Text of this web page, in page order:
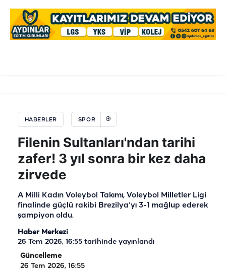
HABERLER SPOR
Filenin Sultanları'ndan tarihi
zafer! 3 yıl sonra bir kez daha
zirvede
A Milli Kadın Voleybol Takımı, Voleybol Milletler Ligi
finalinde güçlü rakibi Brezilya'yı 3-1 mağlup ederek
şampiyon oldu.
Haber Merkezi
26 Tem 2026, 16:55 tarihinde yayınlandı
Güncelleme
26 Tem 2026, 16:55